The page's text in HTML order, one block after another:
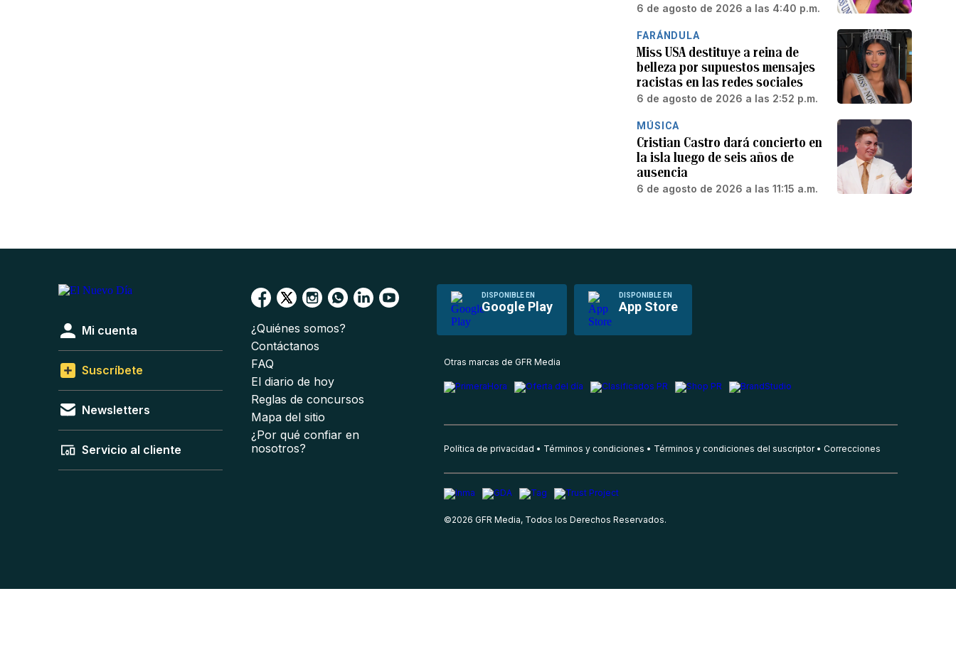
6 de agosto de 2026 a las 4:40 p.m.
FARÁNDULA
Miss USA destituye a reina de
belleza por supuestos mensajes
racistas en las redes sociales
6 de agosto de 2026 a las 2:52 p.m.
MÚSICA
Cristian Castro dará concierto en
la isla luego de seis años de
ausencia
6 de agosto de 2026 a las 11:15 a.m.
DISPONIBLE EN
Google Play
DISPONIBLE EN
App Store
Mi cuenta
Suscríbete
Newsletters
Servicio al cliente
¿Quiénes somos?
Contáctanos
FAQ
El diario de hoy
Reglas de concursos
Mapa del sitio
¿Por qué confiar en
nosotros?
Otras marcas de GFR Media
Política de privacidad Términos y condiciones Términos y condiciones del suscriptor Correcciones
©2026 GFR Media, Todos los Derechos Reservados.